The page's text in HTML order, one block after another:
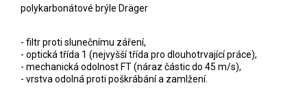
polykarbonátové brýle Dräger
- filtr proti slunečnímu záření,
- optická třída 1 (nejvyšší třída pro dlouhotrvající práce),
- mechanická odolnost FT (náraz částic do 45 m/s),
- vrstva odolná proti poškrábání a zamlžení.